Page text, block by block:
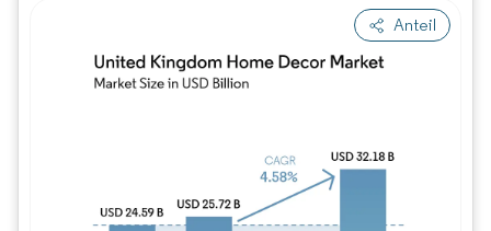
Anteil